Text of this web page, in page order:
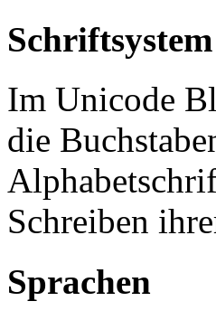
Schriftsystem
Im Unicode
die
Schreiben
Sprachen